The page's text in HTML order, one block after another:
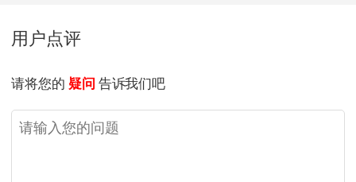
用户点评
请将您的 疑问 告诉我们吧